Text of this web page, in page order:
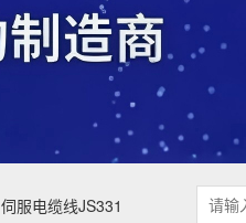
伺服电缆线JS331